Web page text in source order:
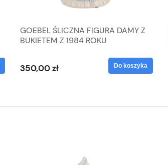
GOEBEL ŚLICZNA FIGURA DAMY Z
BUKIETEM Z 1984 ROKU
350,00 zł Do koszyka